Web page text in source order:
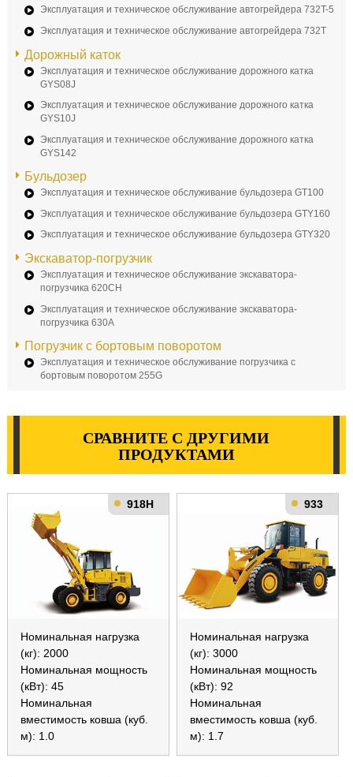
Эксплуатация и техническое обслуживание автогрейдера 732T-5
Эксплуатация и техническое обслуживание автогрейдера 732T
Дорожный каток
Эксплуатация и техническое обслуживание дорожного катка
GYS08J
Эксплуатация и техническое обслуживание дорожного катка
GYS10J
Эксплуатация и техническое обслуживание дорожного катка
GYS142
Бульдозер
Эксплуатация и техническое обслуживание бульдозера GT100
Эксплуатация и техническое обслуживание бульдозера GTY160
Эксплуатация и техническое обслуживание бульдозера GTY320
Экскаватор-погрузчик
Эксплуатация и техническое обслуживание экскаватора-
погрузчика 620CH
Эксплуатация и техническое обслуживание экскаватора-
погрузчика 630A
Погрузчик с бортовым поворотом
Эксплуатация и техническое обслуживание погрузчика с
бортовым поворотом 255G
СРАВНИТЕ С ДРУГИМИ
ПРОДУКТАМИ
918H
Номинальная нагрузка
(кг): 2000
Номинальная мощность
(кВт): 45
Номинальная
вместимость ковша (куб.
м): 1.0
933
Номинальная нагрузка
(кг): 3000
Номинальная мощность
(кВт): 92
Номинальная
вместимость ковша (куб.
м): 1.7